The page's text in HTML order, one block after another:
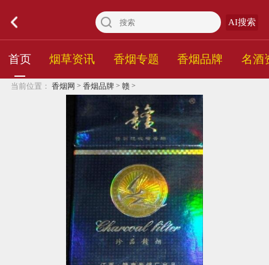
AI搜索
首页 烟草资讯 香烟专题 香烟品牌 名酒
当前位置： 香烟网 > 香烟品牌 > 赣>